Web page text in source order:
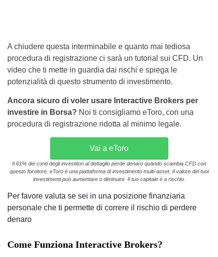
A chiudere questa interminabile e quanto mai tediosa
procedura di registrazione ci sarà un tutorial sui CFD. Un
video che ti mette in guardia dai rischi e spiega le
potenzialità di questo strumento di investimento.
Ancora sicuro di voler usare Interactive Brokers per
investire in Borsa? Noi ti consigliamo eToro, con una
procedura di registrazione ridotta al minimo legale.
Vai a eToro
Il 61% dei conti degli investitori al dettaglio perde denaro quando scambia CFD con
questo fornitore. eToro è una piattaforma di investimento multi-asset. Il valore dei tuoi
investimenti può aumentare o diminuire. Il tuo capitale è a rischio.
Per favore valuta se sei in una posizione finanziaria
personale che ti permette di correre il rischio di perdere
denaro
Come Funziona Interactive Brokers?